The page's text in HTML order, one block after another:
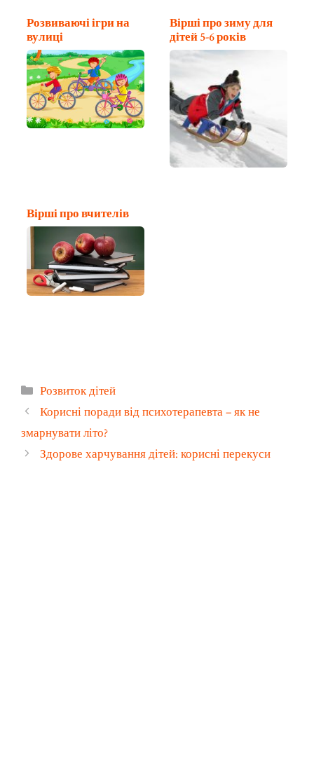
Розвиваючі ігри на
вулиці
Вірші про зиму для
дітей 5-6 років
Вірші про вчителів
Категорії
Розвиток дітей
Корисні поради від психотерапевта – як не
змарнувати літо?
Здорове харчування дітей: корисні перекуси